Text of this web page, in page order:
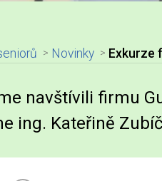
Novinky Exkurze
navštívili firmu
ing. Kateřině